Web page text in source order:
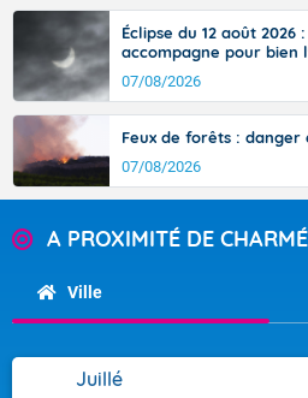
Éclipse du 12 août 2026
accompagne pour bien
07/08/2026
Feux de forêts : danger
07/08/2026
A PROXIMITÉ DE CHARMÉ
Ville
Juillé